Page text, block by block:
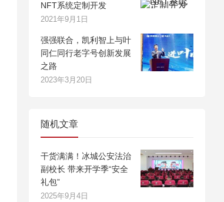
NFT系统定制开发
2021年9月1日
强强联合，凯利智上与叶
同仁同行老字号创新发展
之路
2023年3月20日
随机文章
干货满满！冰城公安法治
副校长 带来开学季“安全
礼包”
2025年9月4日